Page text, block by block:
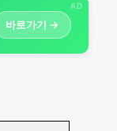
AD
바로가기 →